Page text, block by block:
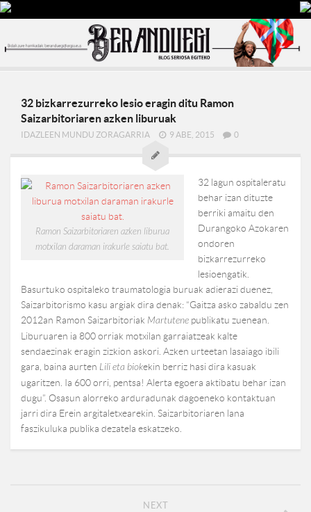
32 bizkarrezurreko lesio eragin ditu Ramon
Saizarbitoriaren azken liburuak
IDAZLEEN MUNDU ZORAGARRIA 9 ABE, 2015 0
Ramon Saizarbitoriaren azken liburua
motxilan daraman irakurle saiatu bat.
32 lagun ospitaleratu
behar izan dituzte
berriki amaitu den
Durangoko Azokaren
ondoren
bizkarrezurreko
lesioengatik.
Basurtuko ospitaleko traumatologia buruak adierazi duenez,
Saizarbitorismo kasu argiak dira denak: “Gaitza asko zabaldu zen
2012an Ramon Saizarbitoriak Martutene publikatu zuenean.
Liburuaren ia 800 orriak motxilan garraiatzeak kalte
sendaezinak eragin zizkion askori. Azken urteetan lasaiago ibili
gara, baina aurten Lili eta biokekin berriz hasi dira kasuak
ugaritzen. Ia 600 orri, pentsa! Alerta egoera aktibatu behar izan
dugu”. Osasun alorreko arduradunak dagoeneko kontaktuan
jarri dira Erein argitaletxearekin. Saizarbitoriaren lana
faszikuluka publika dezatela eskatzeko.
NEXT